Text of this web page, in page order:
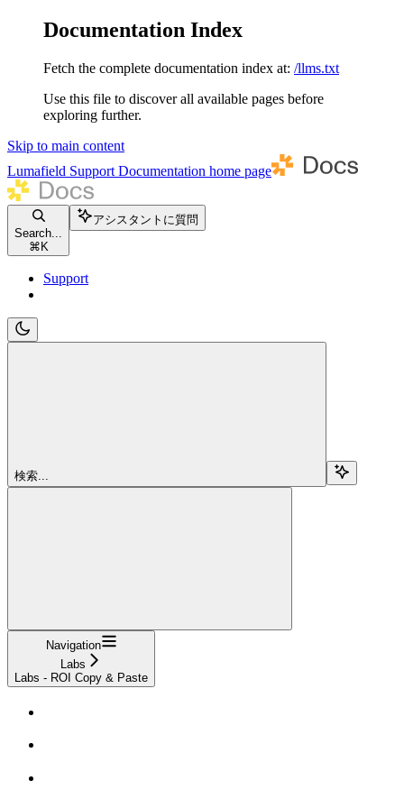
Documentation Index
Fetch the complete documentation index at: /llms.txt
Use this file to discover all available pages before
exploring further.
Skip to main content
Lumafield Support Documentation home page
Search...
⌘ K
アシスタントに質問
Support
検索...
Navigation
Labs
Labs - ROI Copy & Paste